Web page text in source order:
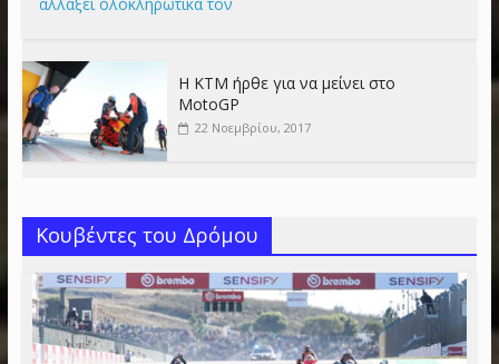
Η KTM ήρθε για να μείνει στο
MotoGP
22 Νοεμβρίου, 2017
Κουβέντες του Δρόμου